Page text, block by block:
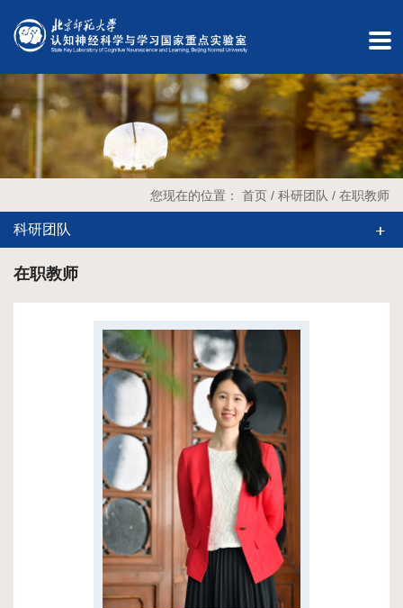
English
内
部
实
您现在的位置： 首页 / 科研团队 / 在职教师
科研团队
在职教师